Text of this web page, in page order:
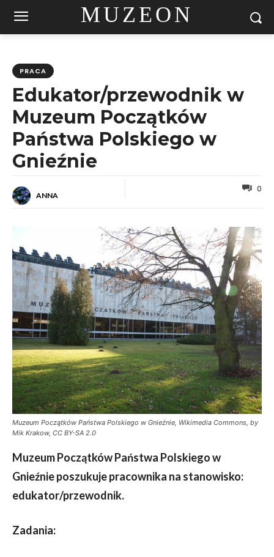
MUZEON
PRACA
Edukator/przewodnik w
Muzeum Początków
Państwa Polskiego w
Gnieźnie
ANNA
0
Muzeum Początków Państwa Polskiego w Gnieźnie, Wikimedia Commons, by
Mik Krakow, CC BY-SA 2.0
Muzeum Początków Państwa Polskiego w
Gnieźnie poszukuje pracownika na stanowisko:
edukator/przewodnik.
Zadania: